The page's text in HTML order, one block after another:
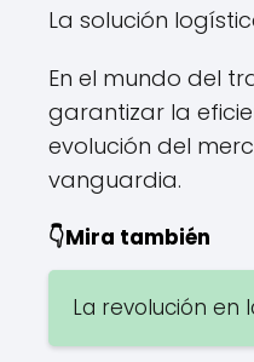
La solución
En el mundo del
garantizar la
evolución del
vanguardia.
👇Mira también
La revolución en